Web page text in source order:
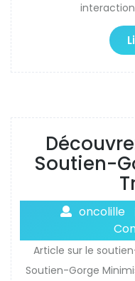
Soutien-
oncolille
Article sur le
Soutien-Gorge